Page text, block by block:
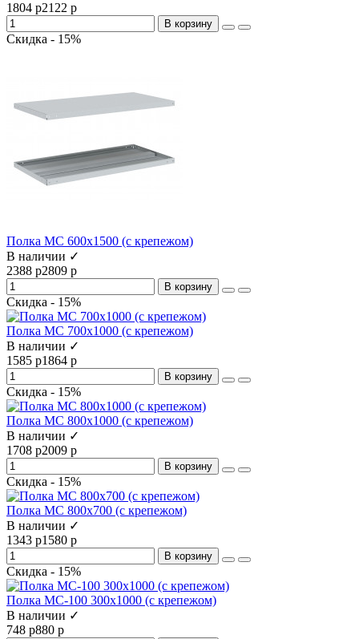
1804 р2122 р
В корзину
Скидка - 15%
Полка МС 600х1500 (с крепежом)
В наличии ✓
2388 р2809 р
В корзину
Скидка - 15%
Полка МС 700x1000 (с крепежом)
В наличии ✓
1585 р1864 р
В корзину
Скидка - 15%
Полка МС 800x1000 (с крепежом)
В наличии ✓
1708 р2009 р
В корзину
Скидка - 15%
Полка МС 800x700 (с крепежом)
В наличии ✓
1343 р1580 р
В корзину
Скидка - 15%
Полка МС-100 300x1000 (с крепежом)
В наличии ✓
748 р880 р